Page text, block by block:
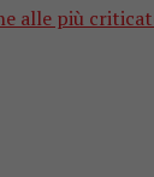
alle più